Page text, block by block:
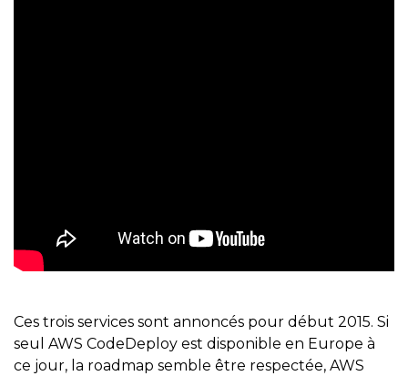
Ces trois services sont annoncés pour début 2015. Si
seul AWS CodeDeploy est disponible en Europe à
ce jour, la roadmap semble être respectée, AWS